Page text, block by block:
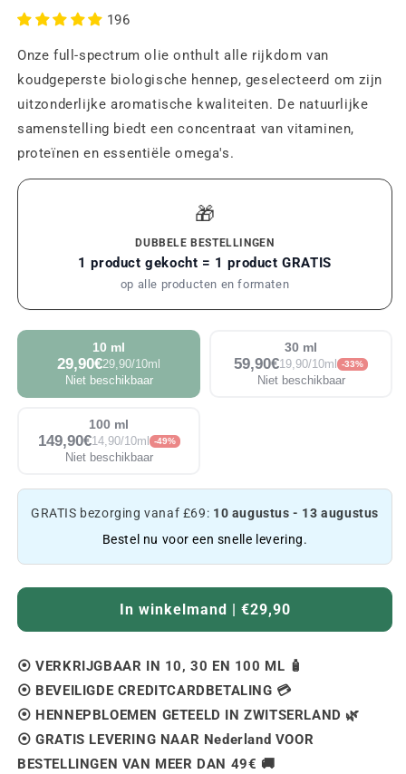
196
Onze full-spectrum olie onthult alle rijkdom van
koudgeperste biologische hennep, geselecteerd om zijn
uitzonderlijke aromatische kwaliteiten. De natuurlijke
samenstelling biedt een concentraat van vitaminen,
proteïnen en essentiële omega's.
🎁
DUBBELE BESTELLINGEN
1 product gekocht = 1 product GRATIS
op alle producten en formaten
10 ml
29,90€29,90/10ml
Niet beschikbaar
30 ml
59,90€19,90/10ml -33%
Niet beschikbaar
100 ml
149,90€14,90/10ml -49%
Niet beschikbaar
GRATIS bezorging vanaf £69: 10 augustus - 13 augustus
Bestel nu voor een snelle levering.
In winkelmand | €29,90
⦿ VERKRIJGBAAR IN 10, 30 EN 100 ML 🧴
⦿ BEVEILIGDE CREDITCARDBETALING 💳
⦿ HENNEPBLOEMEN GETEELD IN ZWITSERLAND 🌿
⦿ GRATIS LEVERING NAAR Nederland VOOR
BESTELLINGEN VAN MEER DAN 49€ 🚚